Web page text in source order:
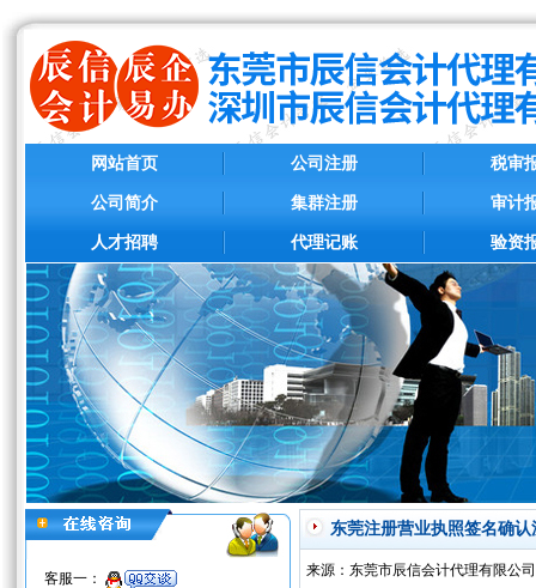
网站首页
公司简介
人才招聘
公司注册
集群注册
代理记账
税审
审计
验资
客服一：
东莞注册营业执照签名确认
来源：东莞市辰信会计代理有限